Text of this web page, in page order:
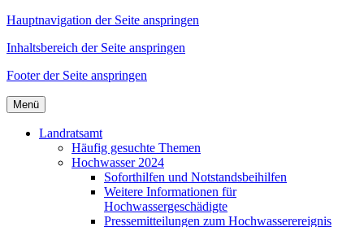
Hauptnavigation der Seite anspringen
Inhaltsbereich der Seite anspringen
Footer der Seite anspringen
Menü
Landratsamt
Häufig gesuchte Themen
Hochwasser 2024
Soforthilfen und Notstandsbeihilfen
Weitere Informationen für
Hochwassergeschädigte
Pressemitteilungen zum Hochwasserereignis